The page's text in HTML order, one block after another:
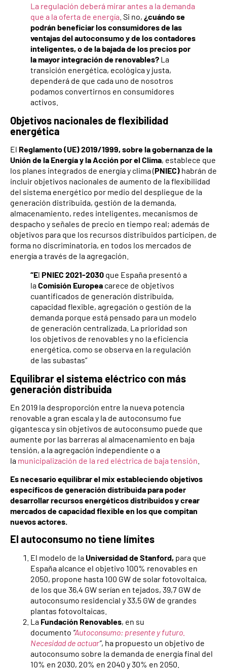
La regulación deberá mirar antes a la demanda
que a la oferta de energía . Si no, ¿cuándo se
podrán beneficiar los consumidores de las
ventajas del autoconsumo y de los contadores
inteligentes, o de la bajada de los precios por
la mayor integración de renovables? La
transición energética, ecológica y justa,
dependerá de que cada uno de nosotros
podamos convertirnos en consumidores
activos.
Objetivos nacionales de flexibilidad
energética
El Reglamento (UE) 2019/1999, sobre la gobernanza de la
Unión de la Energía y la Acción por el Clima, establece que
los planes integrados de energía y clima (PNIEC) habrán de
incluir objetivos nacionales de aumento de la flexibilidad
del sistema energético por medio del despliegue de la
generación distribuida, gestión de la demanda,
almacenamiento, redes inteligentes, mecanismos de
despacho y señales de precio en tiempo real; además de
objetivos para que los recursos distribuidos participen, de
forma no discriminatoria, en todos los mercados de
energía a través de la agregación.
“El PNIEC 2021-2030 que España presentó a
laComisión Europea carece de objetivos
cuantificados de generación distribuida,
capacidad flexible, agregación o gestión de la
demanda porque está pensado para un modelo
de generación centralizada. La prioridad son
los objetivos de renovables y no la eficiencia
energética, como se observa en la regulación
de las subastas”
Equilibrar el sistema eléctrico con más
generación distribuida
En 2019 la desproporción entre la nueva potencia
renovable a gran escala y la de autoconsumo fue
gigantesca y sin objetivos de autoconsumo puede que
aumente por las barreras al almacenamiento en baja
tensión, a la agregación independiente o a
la municipalización de la red eléctrica de baja tensión
Es necesario equilibrar el mix estableciendo objetivos
específicos de generación distribuida para poder
desarrollar recursos energéticos distribuidos y crear
mercados de capacidad flexible en los que compitan
nuevos actores.
El autoconsumo no tiene límites
El modelo de laUniversidad de Stanford, para que
España alcance el objetivo 100% renovables en
2050, propone hasta 100 GW de solar fotovoltaica,
de los que 36,4 GW serían en tejados, 39,7 GW de
autoconsumo residencial y 33,5 GW de grandes
plantas fotovoltaicas.
La Fundación Renovables, en su
documento “Autoconsumo: presente y futuro.
Necesidad de actuar”, ha propuesto un objetivo de
autoconsumo sobre la demanda de energía final del
10% en 2030, 20% en 2040 y 30% en 2050.